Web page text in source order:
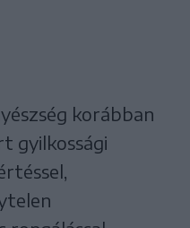
korábban
gyilkossági